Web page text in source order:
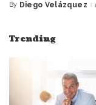
Posted
By Diego Velázquez
Trending